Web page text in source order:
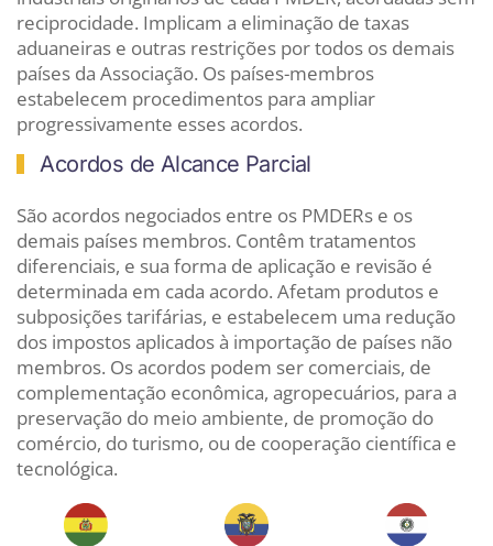
reciprocidade. Implicam a eliminação de taxas
aduaneiras e outras restrições por todos os demais
países da Associação. Os países-membros
estabelecem procedimentos para ampliar
progressivamente esses acordos.
Acordos de Alcance Parcial
São acordos negociados entre os PMDERs e os
demais países membros. Contêm tratamentos
diferenciais, e sua forma de aplicação e revisão é
determinada em cada acordo. Afetam produtos e
subposições tarifárias, e estabelecem uma redução
dos impostos aplicados à importação de países não
membros. Os acordos podem ser comerciais, de
complementação econômica, agropecuários, para a
preservação do meio ambiente, de promoção do
comércio, do turismo, ou de cooperação científica e
tecnológica.